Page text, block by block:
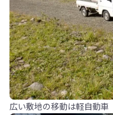
広い敷地の移動は軽自動車